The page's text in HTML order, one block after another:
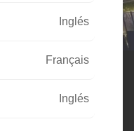
de alumbrado
Inglés
Français
Inglés